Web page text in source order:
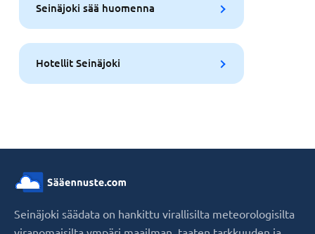
Seinäjoki sää huomenna
Hotellit Seinäjoki
Seinäjoki säädata on hankittu virallisilta meteorologisilta